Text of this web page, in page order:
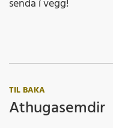
senda í vegg!
TIL BAKA
Athugasemdir